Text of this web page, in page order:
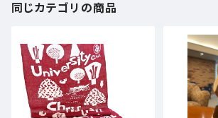
同じカテゴリの商品